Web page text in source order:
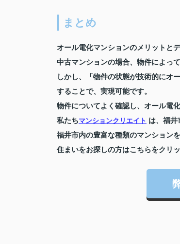
まとめ
オール電化マンションのメリットと
中古マンションの場合、物件によっ
しかし、「物件の状態が技術的にオ
することで、実現可能です。
物件についてよく確認し、オール電
私たちマンションクリエイト は、福井
福井市内の豊富な種類のマンション
住まいをお探しの方はこちらをクリ